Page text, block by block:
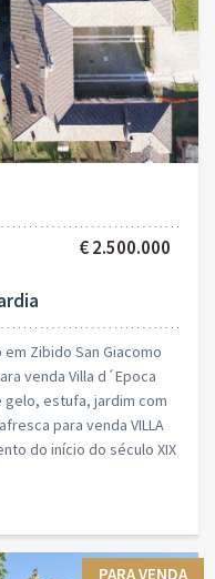
€ 2.500.000
Zibido San Giacomo
venda Villa d´Epoca
estufa, jardim com
para venda VILLA
do início do século XIX
PARA VENDA